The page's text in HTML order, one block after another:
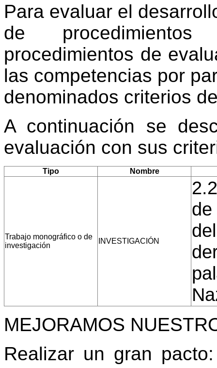
Para evaluar el
de
procedimientos de
las competencias por
denominados criterios
A continuación se
evaluación con sus
Tipo Nombre
Trabajo monográfico o de
investigación
INVESTIGACIÓN
de
MEJORAMOS
Realizar un gran